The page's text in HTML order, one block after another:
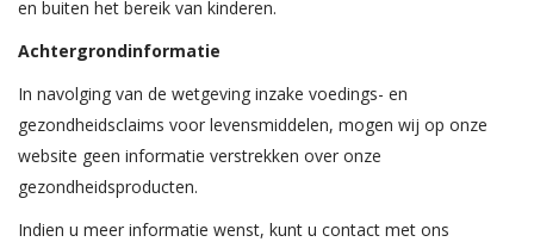
en buiten het bereik van kinderen.
Achtergrondinformatie
In navolging van de wetgeving inzake voedings- en
gezondheidsclaims voor levensmiddelen, mogen wij op onze
website geen informatie verstrekken over onze
gezondheidsproducten.
Indien u meer informatie wenst, kunt u contact met ons